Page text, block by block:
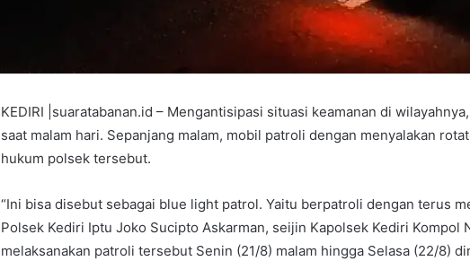
KEDIRI |suaratabanan.id – Mengantisipasi situasi keamanan di
saat malam hari. Sepanjang malam, mobil patroli dengan menyalakan
hukum polsek tersebut.
“Ini bisa disebut sebagai blue light patrol. Yaitu berpatroli dengan terus
Polsek Kediri Iptu Joko Sucipto Askarman, seijin Kapolsek Kediri Kompol
melaksanakan patroli tersebut Senin (21/8) malam hingga Selasa (22/8)